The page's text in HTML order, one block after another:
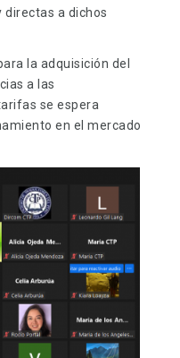
directas a dichos
la adquisición del
a las
se espera
en el mercado